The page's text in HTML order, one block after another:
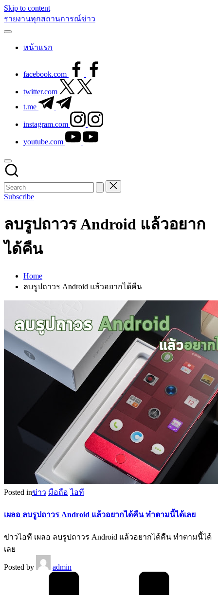
Skip to content
รายงานทุกสถานการณ์ข่าว
หน้าแรก
facebook.com
twitter.com
t.me
instagram.com
youtube.com
Subscribe
ลบรูปถาวร Android แล้วอยาก
ได้คืน
Home
ลบรูปถาวร Android แล้วอยากได้คืน
Posted inข่าว มือถือ ไอที
เผลอ ลบรูปถาวร Android แล้วอยากได้คืน ทำตามนี้ได้เลย
ข่าวไอที เผลอ ลบรูปถาวร Android แล้วอยากได้คืน ทำตามนี้ได้
เลย
Posted by admin